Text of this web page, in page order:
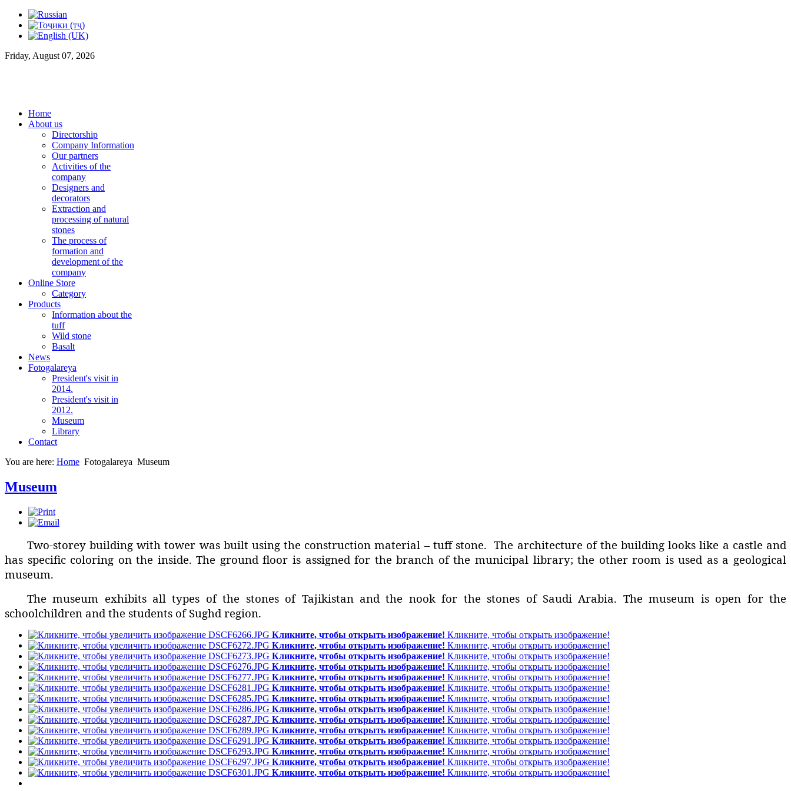
Friday, August 07, 2026
Home
About us
Directorship
Company Information
Our partners
Activities of the
company
Designers and
decorators
Extraction and
processing of natural
stones
The process of
formation and
development of the
company
Online Store
Category
Products
Information about the
tuff
Wild stone
Basalt
News
Fotogalareya
President's visit in
2014.
President's visit in
2012.
Museum
Library
Contact
You are here: Home Fotogalareya Museum
Museum
Two-storey building with tower was built using the construction material – tuff stone. The architecture of the building looks like a castle and
has specific coloring on the inside. The ground floor is assigned for the branch of the municipal library; the other room is used as a geological
museum.
The museum exhibits all types of the stones of Tajikistan and the nook for the stones of Saudi Arabia. The museum is open for the
schoolchildren and the students of Sughd region.
Кликните, чтобы открыть изображение! Кликните, чтобы открыть изображение!
Кликните, чтобы открыть изображение! Кликните, чтобы открыть изображение!
Кликните, чтобы открыть изображение! Кликните, чтобы открыть изображение!
Кликните, чтобы открыть изображение! Кликните, чтобы открыть изображение!
Кликните, чтобы открыть изображение! Кликните, чтобы открыть изображение!
Кликните, чтобы открыть изображение! Кликните, чтобы открыть изображение!
Кликните, чтобы открыть изображение! Кликните, чтобы открыть изображение!
Кликните, чтобы открыть изображение! Кликните, чтобы открыть изображение!
Кликните, чтобы открыть изображение! Кликните, чтобы открыть изображение!
Кликните, чтобы открыть изображение! Кликните, чтобы открыть изображение!
Кликните, чтобы открыть изображение! Кликните, чтобы открыть изображение!
Кликните, чтобы открыть изображение! Кликните, чтобы открыть изображение!
Кликните, чтобы открыть изображение! Кликните, чтобы открыть изображение!
Кликните, чтобы открыть изображение! Кликните, чтобы открыть изображение!